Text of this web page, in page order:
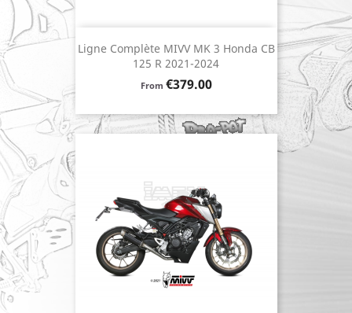
Ligne Complète MIVV MK 3 Honda CB
125 R 2021-2024
From Price
€379.00